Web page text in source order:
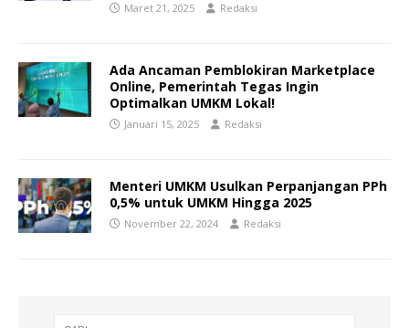
Maret 21, 2025 Redaksi
Ada Ancaman Pemblokiran Marketplace
Online, Pemerintah Tegas Ingin
Optimalkan UMKM Lokal!
Januari 15, 2025 Redaksi
Menteri UMKM Usulkan Perpanjangan PPh
0,5% untuk UMKM Hingga 2025
November 22, 2024 Redaksi